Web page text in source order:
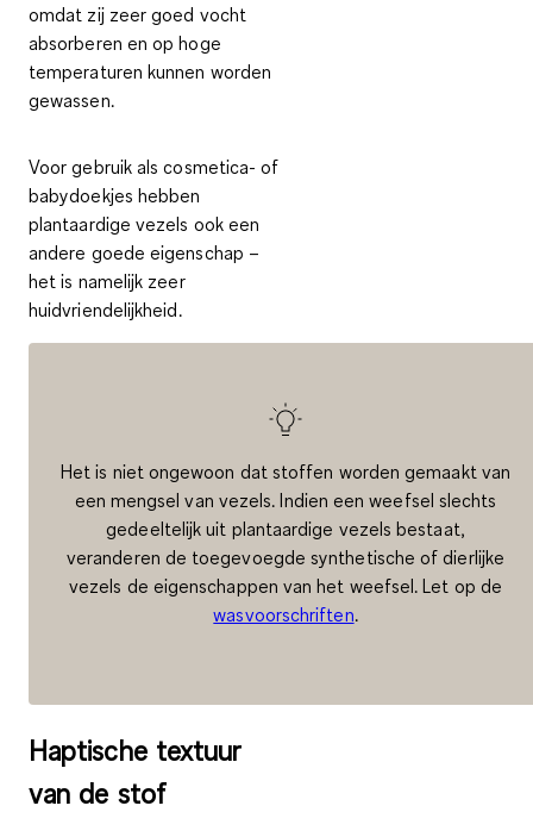
omdat zij zeer goed vocht
absorberen en op hoge
temperaturen kunnen worden
gewassen.
Voor gebruik als cosmetica- of
babydoekjes hebben
plantaardige vezels ook een
andere goede eigenschap –
het is namelijk zeer
huidvriendelijkheid.
Het is niet ongewoon dat stoffen worden gemaakt van
een mengsel van vezels. Indien een weefsel slechts
gedeeltelijk uit plantaardige vezels bestaat,
veranderen de toegevoegde synthetische of dierlijke
vezels de eigenschappen van het weefsel. Let op de
wasvoorschriften.
Haptische textuur
van de stof